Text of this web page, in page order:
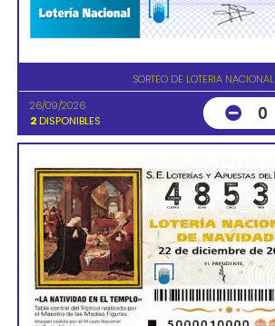
SORTEO DE LOTERIA NACIONAL
26/09/2026
2 DISPONIBLES 0